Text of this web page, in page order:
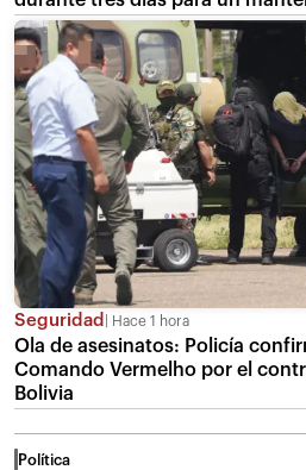
Seguridad Hace 1 hora
Ola de asesinatos: Policía
Comando Vermelho por el
Bolivia
Política